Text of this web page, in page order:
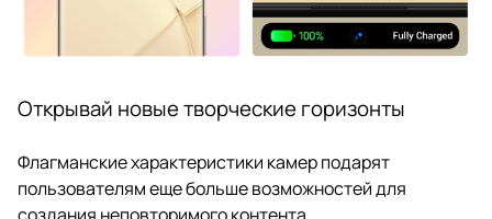
Открывай новые творческие горизонты
Флагманские характеристики камер подарят
пользователям еще больше возможностей для